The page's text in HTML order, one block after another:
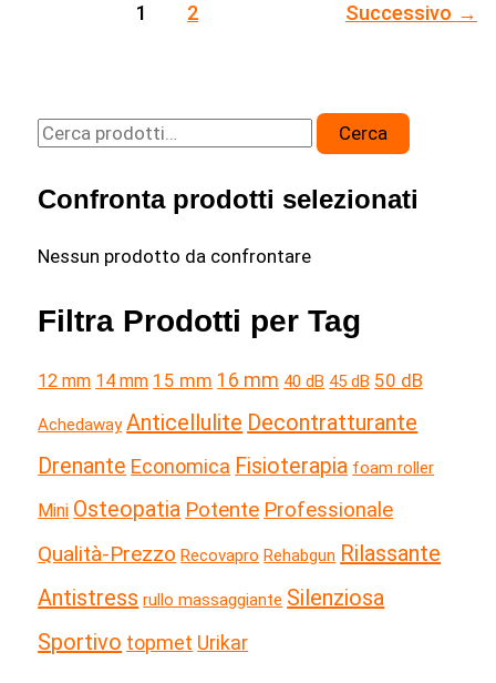
pistole
Theragun
1 2 Successivo →
C
r
c
Cerca
Confronta prodotti selezionati
Nessun prodotto da confrontare
Filtra Prodotti per Tag
12 mm 14 mm 15 mm 16 mm 40 dB 45 dB 50 dB
Achedaway Anticellulite Decontratturante
Drenante Economica Fisioterapia foam roller
Mini Osteopatia Potente Professionale
Qualità-Prezzo Recovapro Rehabgun Rilassante
Antistress rullo massaggiante Silenziosa
Sportivo topmet Urikar